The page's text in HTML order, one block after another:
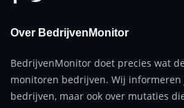
Over BedrijvenMonitor
BedrijvenMonitor doet precies wat
monitoren bedrijven. Wij informeren
bedrijven, maar ook over mutaties